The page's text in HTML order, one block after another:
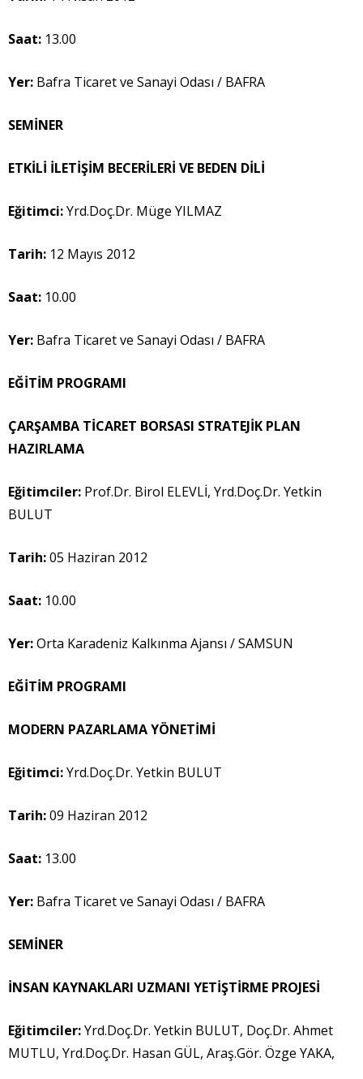
Saat: 13.00
Yer: Bafra Ticaret ve Sanayi Odası / BAFRA
SEMİNER
ETKİLİ İLETİŞİM BECERİLERİ VE BEDEN DİLİ
Eğitimci:Yrd.Doç.Dr. Müge YILMAZ
Tarih: 12 Mayıs 2012
Saat: 10.00
Yer: Bafra Ticaret ve Sanayi Odası / BAFRA
EĞİTİM PROGRAMI
ÇARŞAMBA TİCARET BORSASI STRATEJİK PLAN
HAZIRLAMA
Eğitimciler: Prof.Dr. Birol ELEVLİ, Yrd.Doç.Dr. Yetkin
BULUT
Tarih:05 Haziran 2012
Saat: 10.00
Yer:Orta Karadeniz Kalkınma Ajansı / SAMSUN
EĞİTİM PROGRAMI
MODERN PAZARLAMA YÖNETİMİ
Eğitimci:Yrd.Doç.Dr. Yetkin BULUT
Tarih:09 Haziran 2012
Saat: 13.00
Yer: Bafra Ticaret ve Sanayi Odası / BAFRA
SEMİNER
İNSAN KAYNAKLARI UZMANI YETİŞTİRME PROJESİ
Eğitimciler:Yrd.Doç.Dr. Yetkin BULUT, Doç.Dr. Ahmet
MUTLU, Yrd.Doç.Dr. Hasan GÜL, Araş.Gör. Özge YAKA,